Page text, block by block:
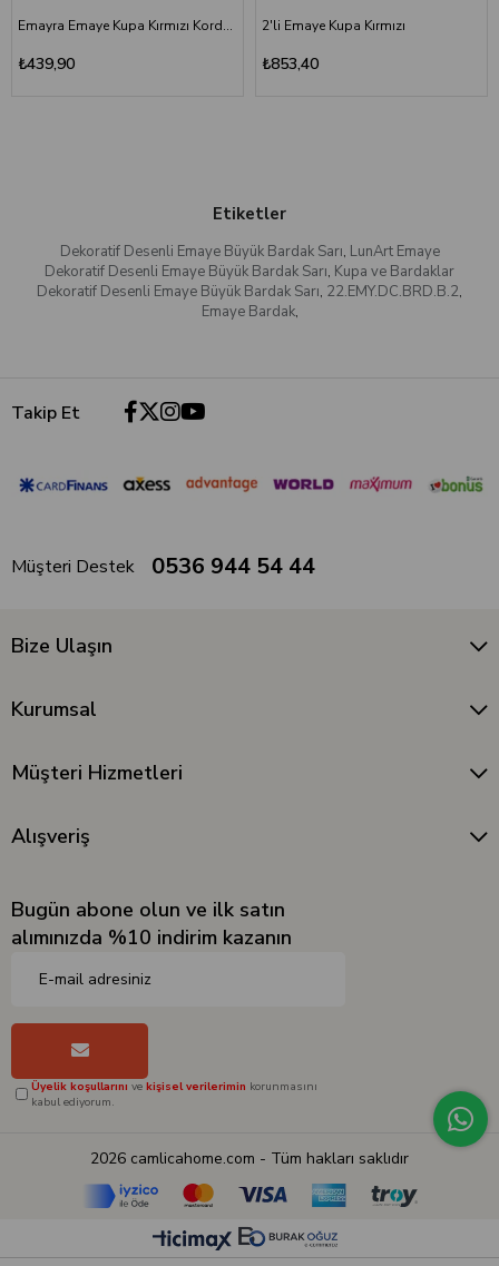
Emayra Emaye Kupa Kırmızı Kordon Kahve 380 ml | Çamlıca Home
₺439,90
2'li Emaye Kupa Kırmızı
₺853,40
Etiketler
Dekoratif Desenli Emaye Büyük Bardak Sarı, LunArt Emaye
Dekoratif Desenli Emaye Büyük Bardak Sarı, Kupa ve Bardaklar
Dekoratif Desenli Emaye Büyük Bardak Sarı, 22.EMY.DC.BRD.B.2,
Emaye Bardak,
Takip Et
Müşteri Destek 0536 944 54 44
Bize Ulaşın
Kurumsal
Müşteri Hizmetleri
Alışveriş
Bugün abone olun ve ilk satın
alımınızda %10 indirim kazanın
Üyelik koşullarını ve kişisel verilerimin korunmasını
kabul ediyorum.
2026 camlicahome.com - Tüm hakları saklıdır